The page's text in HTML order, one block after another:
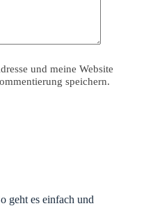
und meine Website
speichern.
geht es einfach und